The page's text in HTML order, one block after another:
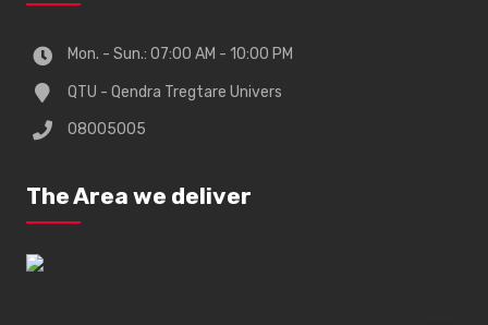
Mon. - Sun.: 07:00 AM - 10:00 PM
QTU - Qendra Tregtare Univers
08005005
The Area we deliver